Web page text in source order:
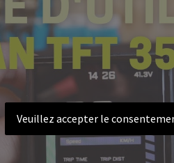
Veuillez accepter le